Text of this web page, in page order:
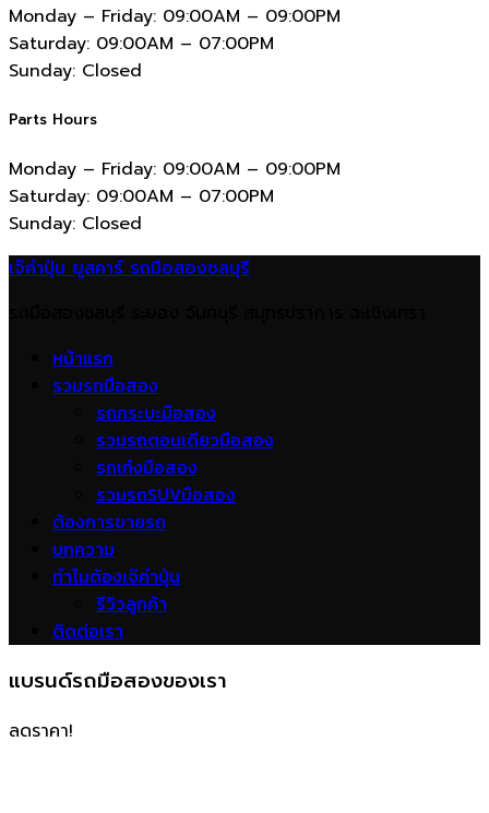
Monday – Friday: 09:00AM – 09:00PM
Saturday: 09:00AM – 07:00PM
Sunday: Closed
Parts Hours
Monday – Friday: 09:00AM – 09:00PM
Saturday: 09:00AM – 07:00PM
Sunday: Closed
เจ๊คำปุ่น ยูสคาร์ รถมือสองชลบุรี
หน้าแรก
รวมรถมือสอง
รถกระบะมือสอง
รวมรถตอนเดียวมือสอง
รถเก๋งมือสอง
รวมรถSUVมือสอง
ต้องการขายรถ
บทความ
ทำไมต้องเจ๊คำปุ่น
รีวิวลูกค้า
ติดต่อเรา
แบรนด์รถมือสองของเรา
ลดราคา!